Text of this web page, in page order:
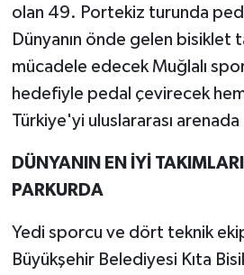
olan 49. Portekiz turunda
Dünyanın önde gelen bisiklet
mücadele edecek Muğlalı
hedefiyle pedal çevirecek
Türkiye'yi uluslararası
DÜNYANIN EN İYİ
PARKURDA
Yedi sporcu ve dört teknik
Büyükşehir Belediyesi Kıta